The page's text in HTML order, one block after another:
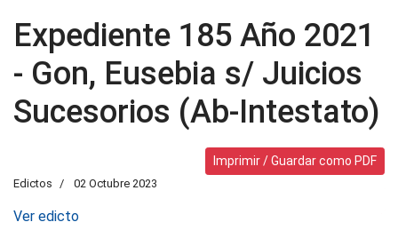
Expediente 185 Año 2021
- Gon, Eusebia s/ Juicios
Sucesorios (Ab-Intestato)
Imprimir / Guardar como PDF
Edictos 02 Octubre 2023
Ver edicto